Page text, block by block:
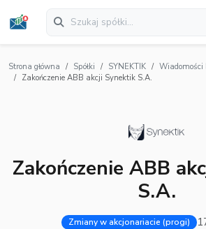
Strona główna Spółki SYNEKTIK
Wiadomości
Zakończenie ABB akcji Synektik S.A.
Zakończenie ABB
S.A.
Zmiany w akcjonariacie (progi)